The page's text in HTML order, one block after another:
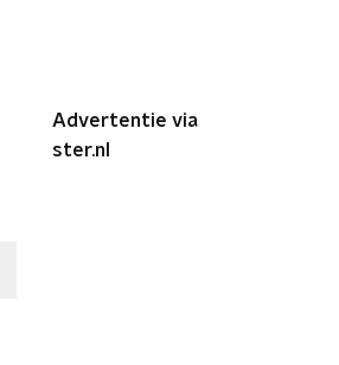
Advertentie via
ster.nl